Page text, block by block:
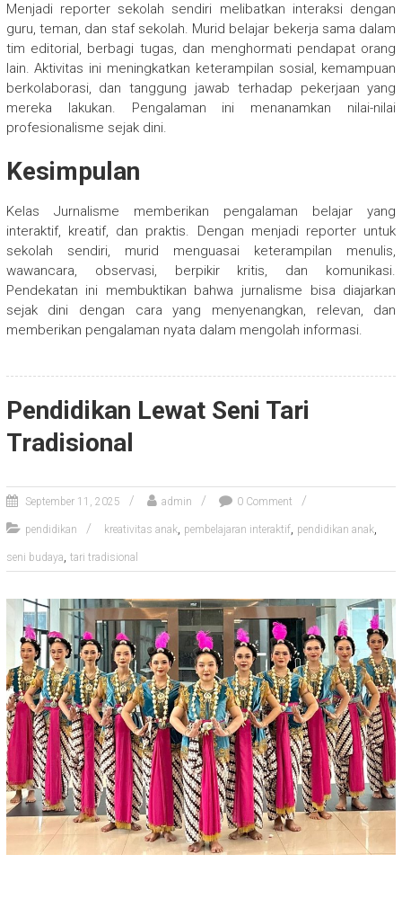
Menjadi reporter sekolah sendiri melibatkan interaksi dengan
guru, teman, dan staf sekolah. Murid belajar bekerja sama dalam
tim editorial, berbagi tugas, dan menghormati pendapat orang
lain. Aktivitas ini meningkatkan keterampilan sosial, kemampuan
berkolaborasi, dan tanggung jawab terhadap pekerjaan yang
mereka lakukan. Pengalaman ini menanamkan nilai-nilai
profesionalisme sejak dini.
Kesimpulan
Kelas Jurnalisme memberikan pengalaman belajar yang
interaktif, kreatif, dan praktis. Dengan menjadi reporter untuk
sekolah sendiri, murid menguasai keterampilan menulis,
wawancara, observasi, berpikir kritis, dan komunikasi.
Pendekatan ini membuktikan bahwa jurnalisme bisa diajarkan
sejak dini dengan cara yang menyenangkan, relevan, dan
memberikan pengalaman nyata dalam mengolah informasi.
Pendidikan Lewat Seni Tari
Tradisional
September 11, 2025 admin 0 Comment
pendidikan kreativitas anak, pembelajaran interaktif, pendidikan anak,
seni budaya, tari tradisional